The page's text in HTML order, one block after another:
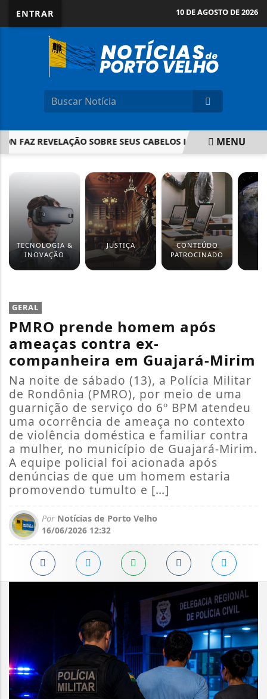
ENTRAR 10 DE AGOSTO DE 2026
REVELAÇÃO SOBRE SEUS CABELOS LOIROS MENU
TECNOLOGIA &
INOVAÇÃO
JUSTIÇA
CONTEÚDO
PATROCINADO
GERAL
PMRO prende homem após
ameaças contra ex-
companheira em Guajará-Mirim
Na noite de sábado (13), a Polícia Militar
de Rondônia (PMRO), por meio de uma
guarnição de serviço do 6º BPM atendeu
uma ocorrência de ameaça no contexto
de violência doméstica e familiar contra
a mulher, no município de Guajará-Mirim.
A equipe policial foi acionada após
denúncias de que um homem estaria
promovendo tumulto e […]
Por Notícias de Porto Velho
16/06/2026 12:32